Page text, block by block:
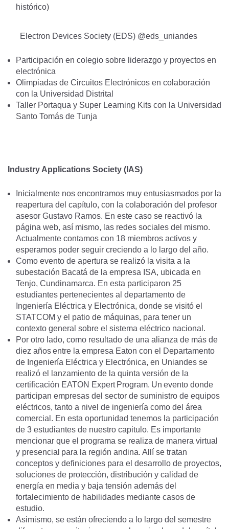
histórico)
Electron Devices Society (EDS) @eds_uniandes
Participación en colegio sobre liderazgo y proyectos en
electrónica
Olimpiadas de Circuitos Electrónicos en colaboración
con la Universidad Distrital
Taller Portaqua y Super Learning Kits con la Universidad
Santo Tomás de Tunja
Industry Applications Society (IAS)
Inicialmente nos encontramos muy entusiasmados por la
reapertura del capítulo, con la colaboración del profesor
asesor Gustavo Ramos. En este caso se reactivó la
página web, así mismo, las redes sociales del mismo.
Actualmente contamos con 18 miembros activos y
esperamos poder seguir creciendo a lo largo del año.
Como evento de apertura se realizó la visita a la
subestación Bacatá de la empresa ISA, ubicada en
Tenjo, Cundinamarca. En esta participaron 25
estudiantes pertenecientes al departamento de
Ingeniería Eléctrica y Electrónica, donde se visitó el
STATCOM y el patio de máquinas, para tener un
contexto general sobre el sistema eléctrico nacional.
Por otro lado, como resultado de una alianza de más de
diez años entre la empresa Eaton con el Departamento
de Ingeniería Eléctrica y Electrónica, en Uniandes se
realizó el lanzamiento de la quinta versión de la
certificación EATON Expert Program. Un evento donde
participan empresas del sector de suministro de equipos
eléctricos, tanto a nivel de ingeniería como del área
comercial. En esta oportunidad tenemos la participación
de 3 estudiantes de nuestro capitulo. Es importante
mencionar que el programa se realiza de manera virtual
y presencial para la región andina. Allí se tratan
conceptos y definiciones para el desarrollo de proyectos,
soluciones de protección, distribución y calidad de
energía en media y baja tensión además del
fortalecimiento de habilidades mediante casos de
estudio.
Asimismo, se están ofreciendo a lo largo del semestre